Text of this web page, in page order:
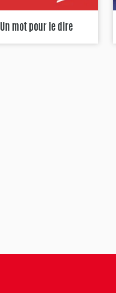
Un mot pour le dire